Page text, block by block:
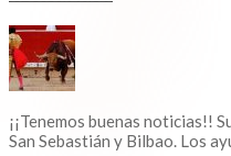
¡¡Tenemos buenas noticias!!
San Sebastián y Bilbao. Los